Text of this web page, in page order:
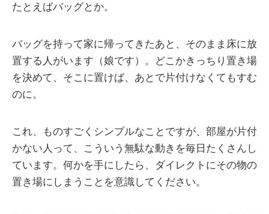
たとえばバッグとか。
バッグを持って家に帰ってきたあと、そのまま床に放
置する人がいます（娘です）。どこかきっちり置き場
を決めて、そこに置けば、あとで片付けなくてもすむ
のに。
これ、ものすごくシンプルなことですが、部屋が片付
かない人って、こういう無駄な動きを毎日たくさんし
ています。何かを手にしたら、ダイレクトにその物の
置き場にしまうことを意識してください。